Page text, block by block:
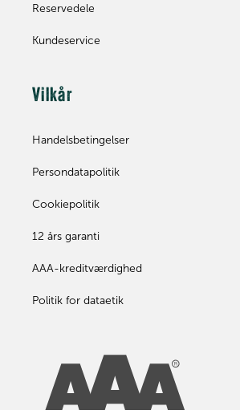
Reservedele
Kundeservice
Vilkår
Handelsbetingelser
Persondatapolitik
Cookiepolitik
12 års garanti
AAA-kreditværdighed
Politik for dataetik